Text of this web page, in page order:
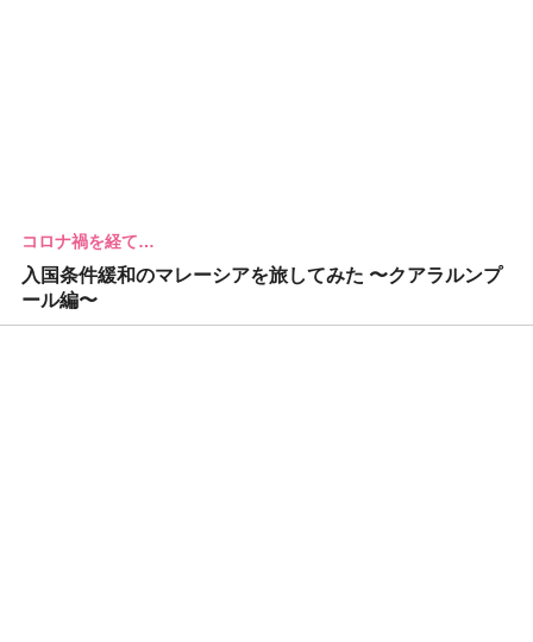
コロナ禍を経て…
入国条件緩和のマレーシアを旅してみた 〜クアラルンプ
ール編〜